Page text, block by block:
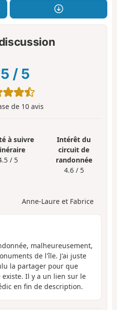
/ 5
de 10 avis
à suivre
/ 5
Intérêt du
circuit de
randonnée
4.6 / 5
Anne-Laure et Fabrice
malheureusement,
de l'île. J'ai juste
la partager pour que
Il y a un lien sur le
en fin de description.